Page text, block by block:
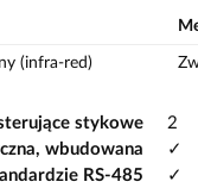
(infra-red)
stykowe
2
wbudowana
✓
RS-485
✓